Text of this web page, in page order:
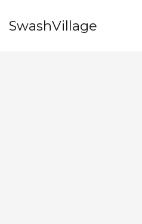
SwashVillage